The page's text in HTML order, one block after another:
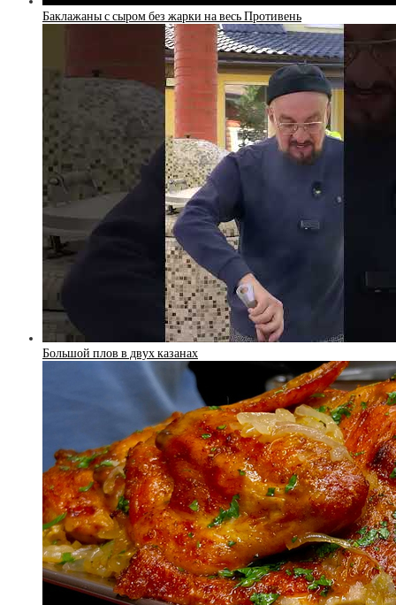
Баклажаны с сыром без жарки на весь Противень
Большой плов в двух казанах